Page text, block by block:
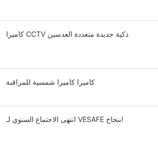
كاميرا CCTV ذكية جديدة متعددة العدسين
كاميرا كاميرا شمسية للمراقبة
انتهى الاجتماع السنوي لـ VESAFE بنجاح!